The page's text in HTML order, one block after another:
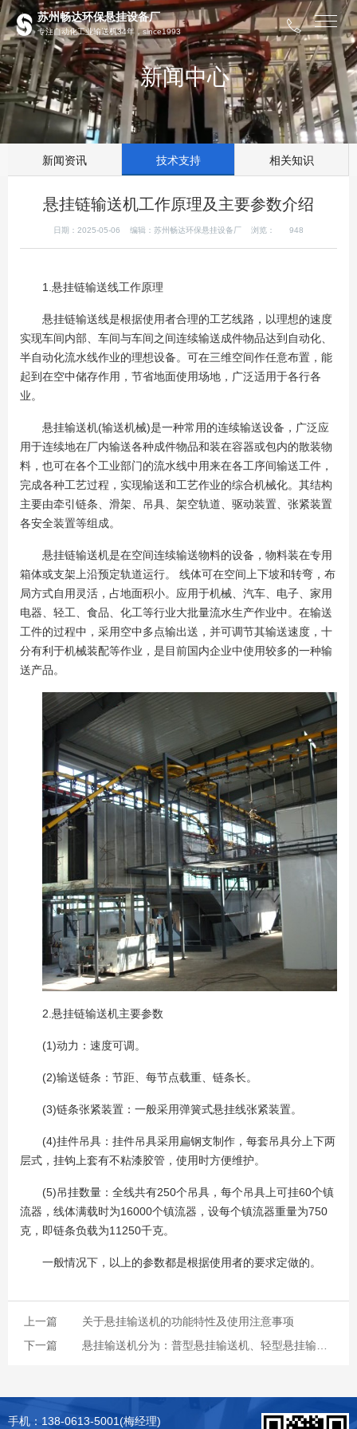
苏州畅达环保悬挂设备厂
专注自动化工业输送机34年，since1993
新闻中心
新闻资讯 技术支持 相关知识
悬挂链输送机工作原理及主要参数介绍
日期：2025-05-06 编辑：苏州畅达环保悬挂设备厂 浏览： 948
1.悬挂链输送线工作原理
悬挂链输送线是根据使用者合理的工艺线路，以理想的速度
实现车间内部、车间与车间之间连续输送成件物品达到自动化、
半自动化流水线作业的理想设备。可在三维空间作任意布置，能
起到在空中储存作用，节省地面使用场地，广泛适用于各行各
业。
悬挂输送机(输送机械)是一种常用的连续输送设备，广泛应
用于连续地在厂内输送各种成件物品和装在容器或包内的散装物
料，也可在各个工业部门的流水线中用来在各工序间输送工件，
完成各种工艺过程，实现输送和工艺作业的综合机械化。其结构
主要由牵引链条、滑架、吊具、架空轨道、驱动装置、张紧装置
各安全装置等组成。
悬挂链输送机是在空间连续输送物料的设备，物料装在专用
箱体或支架上沿预定轨道运行。 线体可在空间上下坡和转弯，布
局方式自用灵活，占地面积小。应用于机械、汽车、电子、家用
电器、轻工、食品、化工等行业大批量流水生产作业中。在输送
工件的过程中，采用空中多点输出送，并可调节其输送速度，十
分有利于机械装配等作业，是目前国内企业中使用较多的一种输
送产品。
2.悬挂链输送机主要参数
(1)动力：速度可调。
(2)输送链条：节距、每节点载重、链条长。
(3)链条张紧装置：一般采用弹簧式悬挂线张紧装置。
(4)挂件吊具：挂件吊具采用扁钢支制作，每套吊具分上下两
层式，挂钩上套有不粘漆胶管，使用时方便维护。
(5)吊挂数量：全线共有250个吊具，每个吊具上可挂60个镇
流器，线体满载时为16000个镇流器，设每个镇流器重量为750
克，即链条负载为11250千克。
一般情况下，以上的参数都是根据使用者的要求定做的。
上一篇
关于悬挂输送机的功能特性及使用注意事项
下一篇
悬挂输送机分为：普型悬挂输送机、轻型悬挂输送机、宽推杆积放式悬挂输送机
手机：138-0613-5001(梅经理)